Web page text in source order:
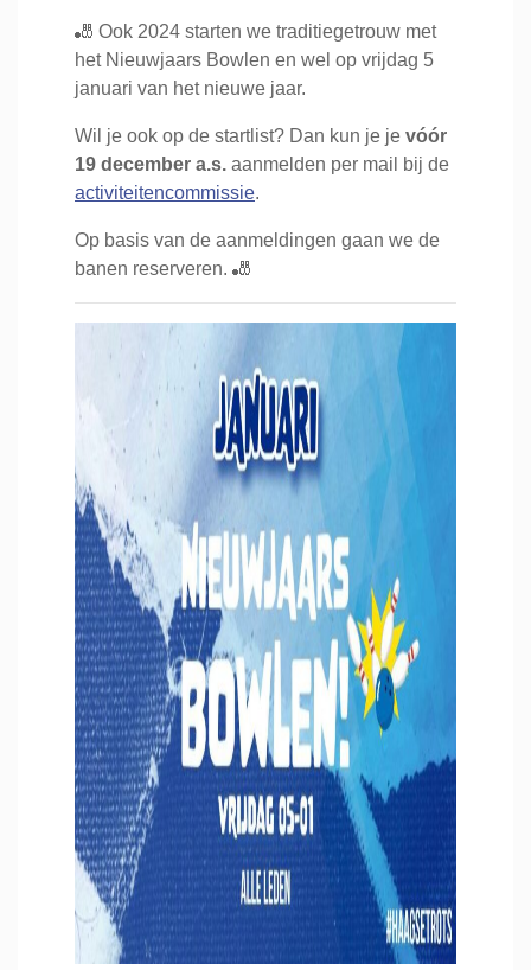
🎳 Ook 2024 starten we traditiegetrouw met
het Nieuwjaars Bowlen en wel op vrijdag 5
januari van het nieuwe jaar.
Wil je ook op de startlist? Dan kun je je vóór
19 december a.s. aanmelden per mail bij de
activiteitencommissie.
Op basis van de aanmeldingen gaan we de
banen reserveren. 🎳